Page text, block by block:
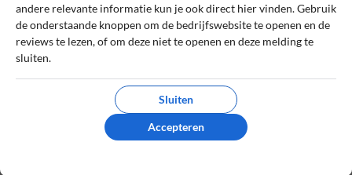
Lees onscontrolebeleiden hoe wij zorgen dat reviews
authentiek zijn.
gebruikers geheel gratis. Daarom bevatten sommige pagina's
affiliate links, waarvoor wij een commissie kunnen ontvangen.
andere relevante informatie kun je ook direct hier vinden. Gebruik
de onderstaande knoppen om de bedrijfswebsite te openen en de
reviews te lezen, of om deze niet te openen en deze melding te
sluiten.
Sluiten
Accepteren